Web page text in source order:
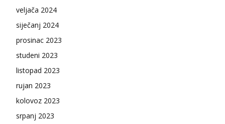
veljača 2024
siječanj 2024
prosinac 2023
studeni 2023
listopad 2023
rujan 2023
kolovoz 2023
srpanj 2023